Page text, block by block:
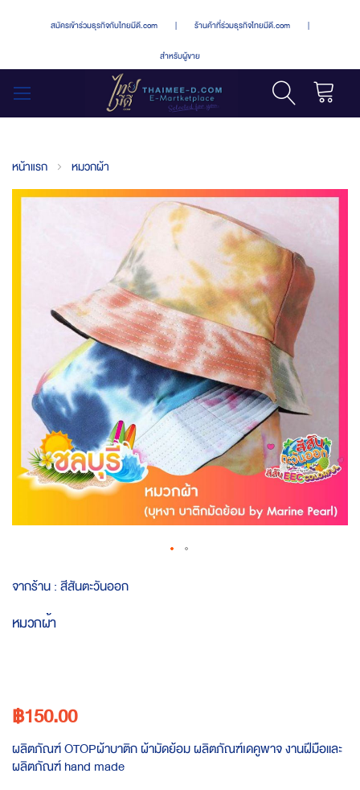
สมัครเข้าร่วมธุรกิจกับไทยมีดี.com | ร้านค้าที่ร่วมธุรกิจไทยมีดี.com |
สำหรับผู้ขาย
หน้าแรก หมวกผ้า
Skip
to
beginning
จากร้าน :สีสันตะวันออก
หมวกผ้า
฿150.00
ผลิตภัณฑ์ OTOPผ้าบาติก ผ้ามัดย้อม ผลิตภัณฑ์เดคูพาจ งานฝีมือและ
ผลิตภัณฑ์ hand made